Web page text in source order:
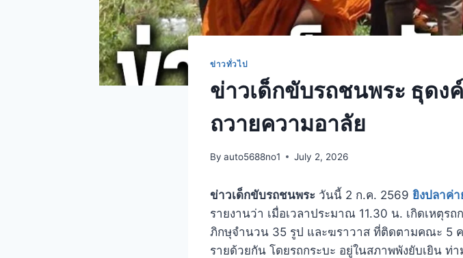
ข่าวทั่วไป
ข่าวเด็กขับรถชนพระ ธุด
ถวายความอาลัย
By auto5688no1 July 2, 2026
ข่าวเด็กขับรถชนพระ วันนี้ 2 ก.ค. 2569 ยิงปลาค่
รายงานว่า เมื่อเวลาประมาณ 11.30 น. เกิดเหตุร
ภิกษุจำนวน 35 รูป และฆราวาส ที่ติดตามคณะ 5
รายด้วยกัน โดยรถกระบะ อยู่ในสภาพพังยับเยิน ท่